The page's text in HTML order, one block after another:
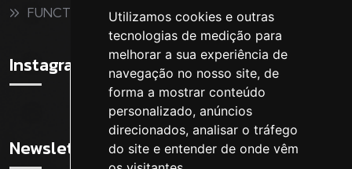
Utilizamos cookies e outras
tecnologias de medição para
melhorar a sua experiência de
navegação no nosso site, de
forma a mostrar conteúdo
personalizado, anúncios
direcionados, analisar o tráfego
do site e entender de onde vêm
FUNCTIONAL
Instagram
Newsletter